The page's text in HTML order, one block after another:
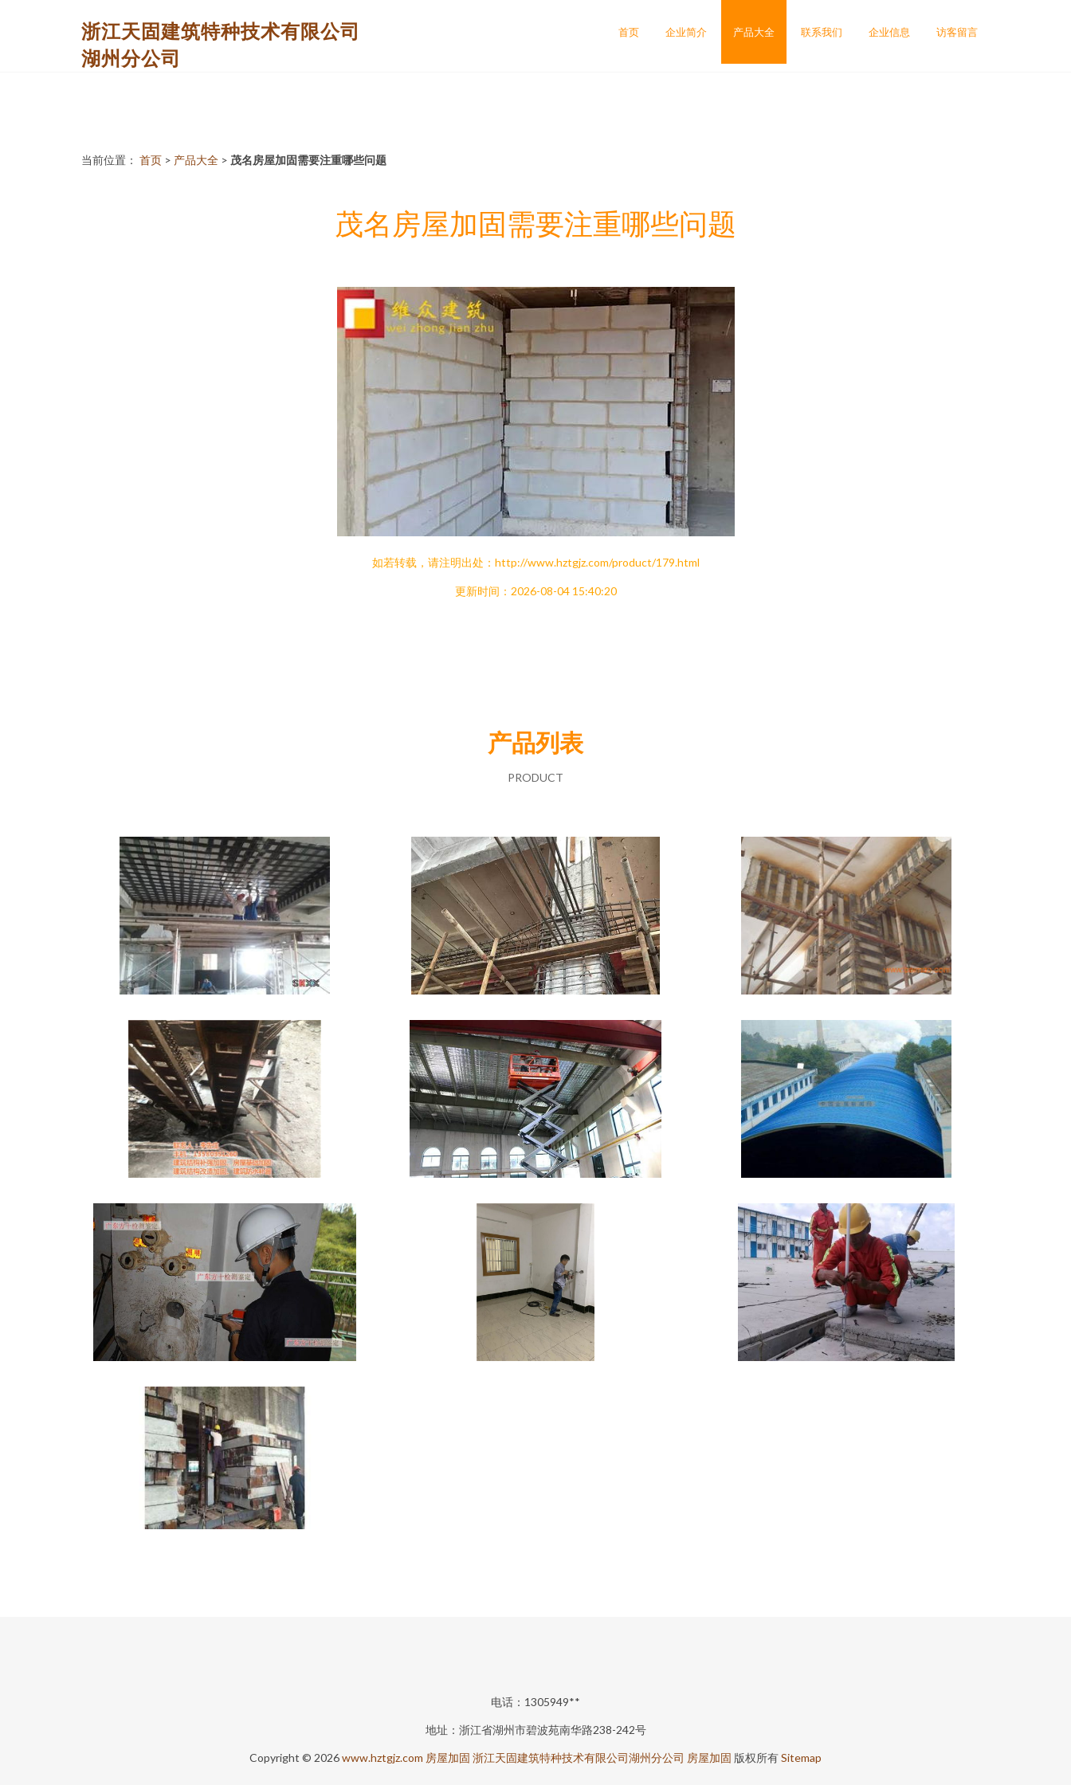
浙江天固建筑特种技术有限公司
湖州分公司
首页 企业简介 产品大全 联系我们 企业信息 访客留言
当前位置： 首页 > 产品大全 > 茂名房屋加固需要注重哪些问题
茂名房屋加固需要注重哪些问题
如若转载，请注明出处：http://www.hztgjz.com/product/179.html
更新时间：2026-08-04 15:40:20
产品列表
PRODUCT
电话：1305949**
地址：浙江省湖州市碧波苑南华路238-242号
Copyright © 2026www.hztgjz.com 房屋加固 浙江天固建筑特种技术有限公司湖州分公司 房屋加固 版权所有Sitemap